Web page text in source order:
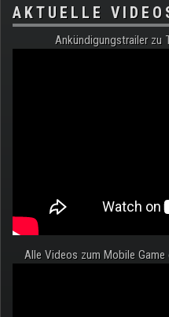
AKTUELLE
Ankündigungstrailer zu
Alle Videos zum Mobile